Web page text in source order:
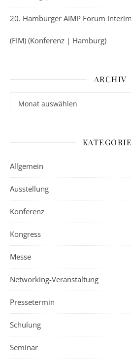
20. Hamburger AIMP Forum
(FIM) (Konferenz | Hamburg)
ARCHIV
Allgemein
Ausstellung
Konferenz
Kongress
Messe
Networking-Veranstaltung
Pressetermin
Schulung
Seminar